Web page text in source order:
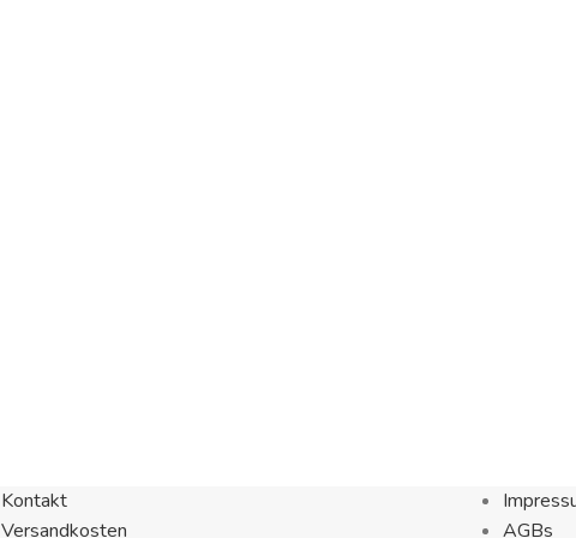
Kontakt
Versandkosten
AGBs